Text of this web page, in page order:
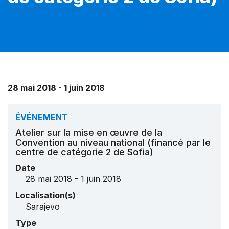
28 mai 2018 - 1 juin 2018
ÉVÉNEMENT
Atelier sur la mise en œuvre de la
Convention au niveau national (financé par le
centre de catégorie 2 de Sofia)
Date
28 mai 2018 - 1 juin 2018
Localisation(s)
Sarajevo
Type